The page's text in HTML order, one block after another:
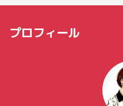
プロフィール